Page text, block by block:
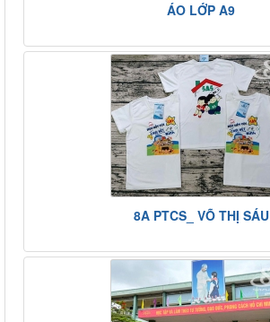
ÁO LỚP A9
8A PTCS_ VÕ THỊ SÁU